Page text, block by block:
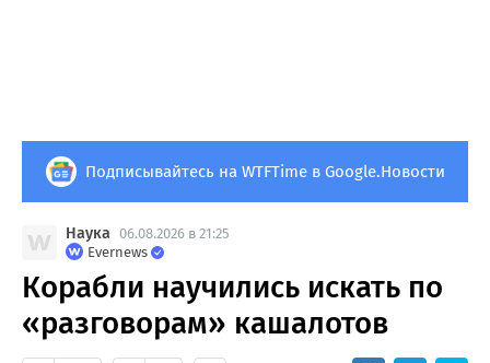
Подписывайтесь на WTFTime в Google.Новости
Наука 06.08.2026 в 21:25
Evernews
Корабли научились искать по
«разговорам» кашалотов